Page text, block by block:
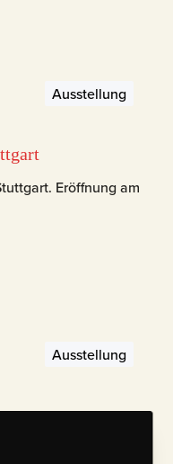
Ausstellung
Eröffnung am
Ausstellung
Eröffnung am